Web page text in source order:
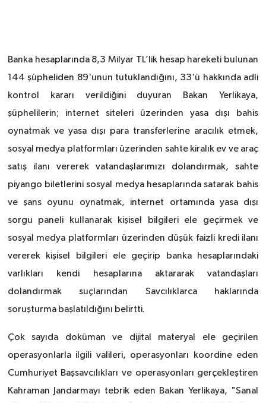
Banka hesaplarında 8,3 Milyar TL’lik hesap hareketi bulunan
144 şüpheliden 89'unun tutuklandığını, 33'ü hakkında adli
kontrol kararı verildiğini duyuran Bakan Yerlikaya,
şüphelilerin; internet siteleri üzerinden yasa dışı bahis
oynatmak ve yasa dışı para transferlerine aracılık etmek,
sosyal medya platformları üzerinden sahte kiralık ev ve araç
satış ilanı vererek vatandaşlarımızı dolandırmak, sahte
piyango biletlerini sosyal medya hesaplarında satarak bahis
ve şans oyunu oynatmak, internet ortamında yasa dışı
sorgu paneli kullanarak kişisel bilgileri ele geçirmek ve
sosyal medya platformları üzerinden düşük faizli kredi ilanı
vererek kişisel bilgileri ele geçirip banka hesaplarındaki
varlıkları kendi hesaplarına aktararak vatandaşları
dolandırmak suçlarından Savcılıklarca haklarında
soruşturma başlatıldığını belirtti.
Çok sayıda doküman ve dijital materyal ele geçirilen
operasyonlarla ilgili valileri, operasyonları koordine eden
Cumhuriyet Başsavcılıkları ve operasyonları gerçekleştiren
Kahraman Jandarmayı tebrik eden Bakan Yerlikaya, "Sanal